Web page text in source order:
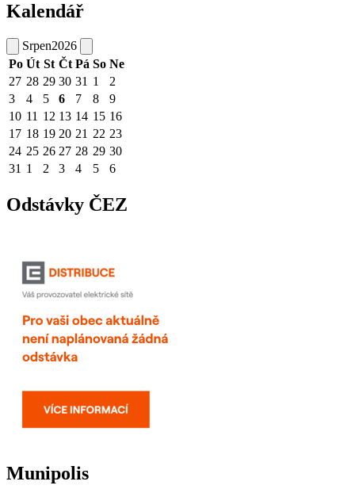
Kalendář
Srpen2026
Po Út St Čt Pá So Ne
27 28 29 30 31 1
2
3
4 5 6 7 8
9
10 11 12 13 14 15 16
17 18 19 20 21 22 23
24 25 26 27 28 29 30
31 1 2 3 4 5 6
Odstávky ČEZ
Munipolis